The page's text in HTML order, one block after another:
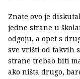
Znate ovo je
jedne strane u
odgoju, a opet s
sve vrišti od takvih
strane trebao biti
ako ništa drugo,